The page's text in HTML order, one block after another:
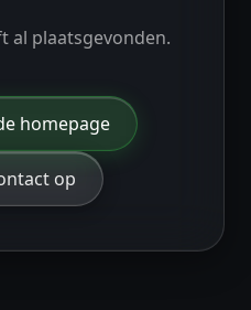
al plaatsgevonden.
homepage
op